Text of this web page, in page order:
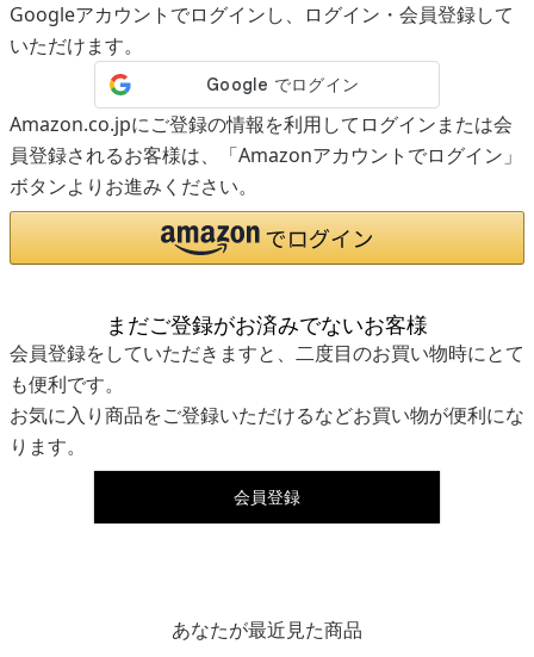
Googleアカウントでログインし、ログイン・会員登録して
いただけます。
Amazon.co.jpにご登録の情報を利用してログインまたは会
員登録されるお客様は、「Amazonアカウントでログイン」
ボタンよりお進みください。
まだご登録がお済みでないお客様
会員登録をしていただきますと、二度目のお買い物時にとて
も便利です。
お気に入り商品をご登録いただけるなどお買い物が便利にな
ります。
会員登録
あなたが最近見た商品